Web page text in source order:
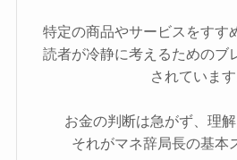
特定の商品やサービスをすす
読者が冷静に考えるためのブ
されています
お金の判断は急がず、理解
それがマネ辞局長の基本